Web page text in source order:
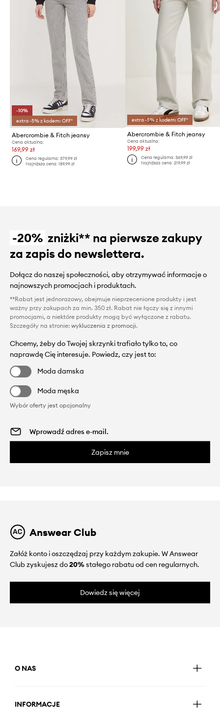
-10%
extra -5% z kodem: OFF*
Abercrombie & Fitch jeansy
Cena aktualna:
169,99 zł
Cena regularna:379,99 zł
Najniższa cena:189,99 zł
extra -5% z kodem: OFF*
Abercrombie & Fitch jeansy
Cena aktualna:
199,99 zł
Cena regularna: 369,99 zł
Najniższa cena: 219,99 zł
-20% zniżki** na pierwsze zakupy
za zapis do newslettera.
Dołącz do naszej społeczności, aby otrzymywać informacje o
najnowszych promocjach i produktach.
**Rabat jest jednorazowy, obejmuje nieprzecenione produkty i jest
ważny przy zakupach za min. 350 zł. Rabat nie łączy się z innymi
promocjami, a niektóre produkty mogą być wyłączone z rabatu.
Szczegóły na stronie: wykluczenia z promocji.
Chcemy, żeby do Twojej skrzynki trafiało tylko to, co
naprawdę Cię interesuje. Powiedz, czy jest to:
Moda damska
Moda męska
Wybór oferty jest opcjonalny
Zapisz mnie
Answear Club
Załóż konto i oszczędzaj przy każdym zakupie. W Answear
Club zyskujesz do20%stałego rabatu od cen regularnych.
Dowiedz się więcej
O NAS
INFORMACJE